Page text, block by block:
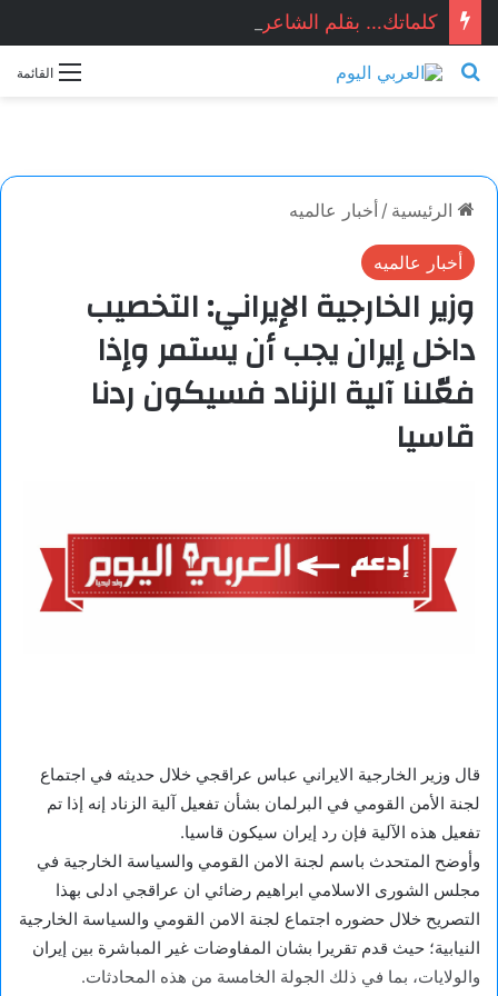
كلماتك… بقلم الشاعرة السورية: هيام الملوحي
القائمة بحث عن
الرئيسية / أخبار عالميه
أخبار عالميه
وزير الخارجية الإيراني: التخصيب
داخل إيران يجب أن يستمر وإذا
فعّلنا آلية الزناد فسيكون ردنا
قاسيا
قال وزير الخارجية الايراني عباس عراقجي خلال حديثه في اجتماع
لجنة الأمن القومي في البرلمان بشأن تفعيل آلية الزناد إنه إذا تم
تفعيل هذه الآلية فإن رد إيران سيكون قاسيا.
وأوضح المتحدث باسم لجنة الامن القومي والسياسة الخارجية في
مجلس الشورى الاسلامي ابراهيم رضائي ان عراقجي ادلى بهذا
التصريح خلال حضوره اجتماع لجنة الامن القومي والسياسة الخارجية
النيابية؛ حيث قدم تقريرا بشان المفاوضات غير المباشرة بين إيران
والولايات، بما في ذلك الجولة الخامسة من هذه المحادثات.